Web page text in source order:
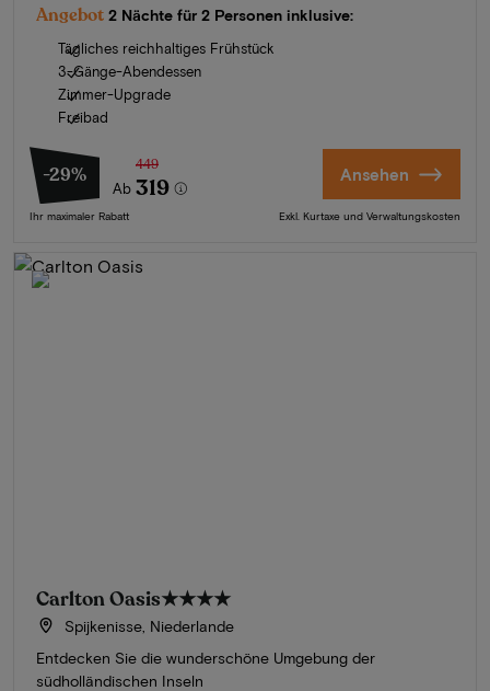
Angebot 2 Nächte für 2 Personen inklusive:
Tägliches reichhaltiges Frühstück
3-Gänge-Abendessen
Zimmer-Upgrade
Freibad
-29%
Ab
449
319
Ihr maximaler Rabatt
Ansehen
Exkl. Kurtaxe und Verwaltungskosten
Carlton Oasis★★★★
Spijkenisse, Niederlande
Entdecken Sie die wunderschöne Umgebung der
südholländischen Inseln